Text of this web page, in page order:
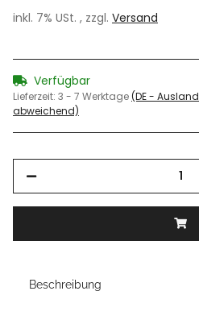
inkl. 7% USt. , zzgl. Versand
Verfügbar
Lieferzeit: 3 - 7 Werktage(DE - Ausland
abweichend)
Beschreibung